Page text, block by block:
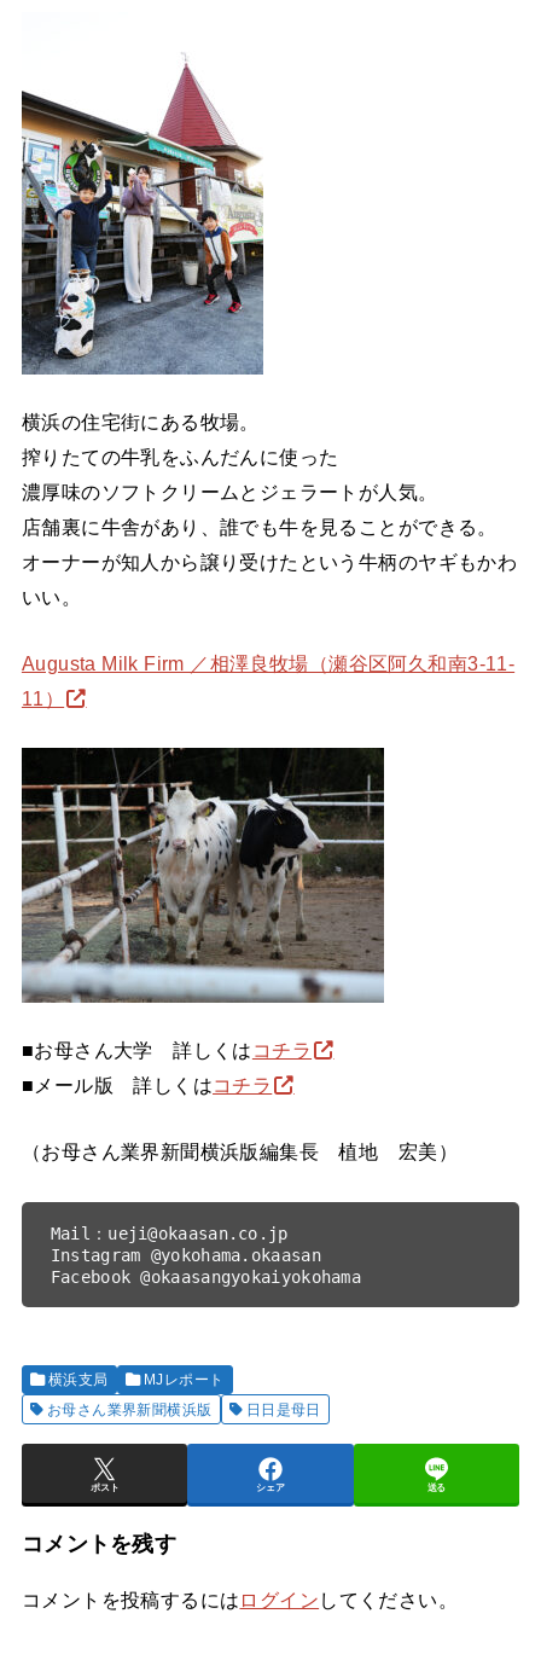
横浜の住宅街にある牧場。
搾りたての牛乳をふんだんに使った
濃厚味のソフトクリームとジェラートが人気。
店舗裏に牛舎があり、誰でも牛を見ることができる。
オーナーが知人から譲り受けたという牛柄のヤギもかわ
いい。
Augusta Milk Firm ／相澤良牧場（瀬谷区阿久和南3-11-
11）
■お母さん大学 詳しくは コチラ
■メール版 詳しくはコチラ
（お母さん業界新聞横浜版編集長 植地 宏美）
Mail：ueji@okaasan.co.jp
Instagram @yokohama.okaasan
Facebook @okaasangyokaiyokohama
横浜支局
MJレポート
お母さん業界新聞横浜版
日日是母日
ポスト シェア 送る
コメントを残す
コメントを投稿するには ログイン してください。